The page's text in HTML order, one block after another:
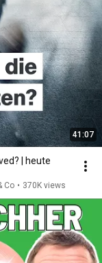
41:07
| heute
Co • 370K views